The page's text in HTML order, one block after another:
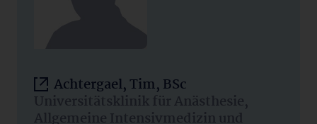
Achtergael, Tim, BSc
Universitätsklinik für Anästhesie,
Allgemeine Intensivmedizin und